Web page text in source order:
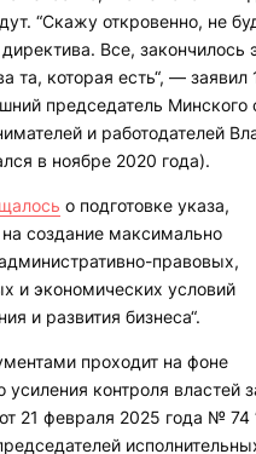
“Скажу откровенно, не
Все, закончилось
та, которая есть“, — заявил
председатель Минского
и работодателей
в ноябре 2020 года).
о подготовке указа,
на создание максимально
правовых,
и экономических условий
и развития бизнеса“.
проходит на фоне
усиления контроля властей
21 февраля 2025 года № 74